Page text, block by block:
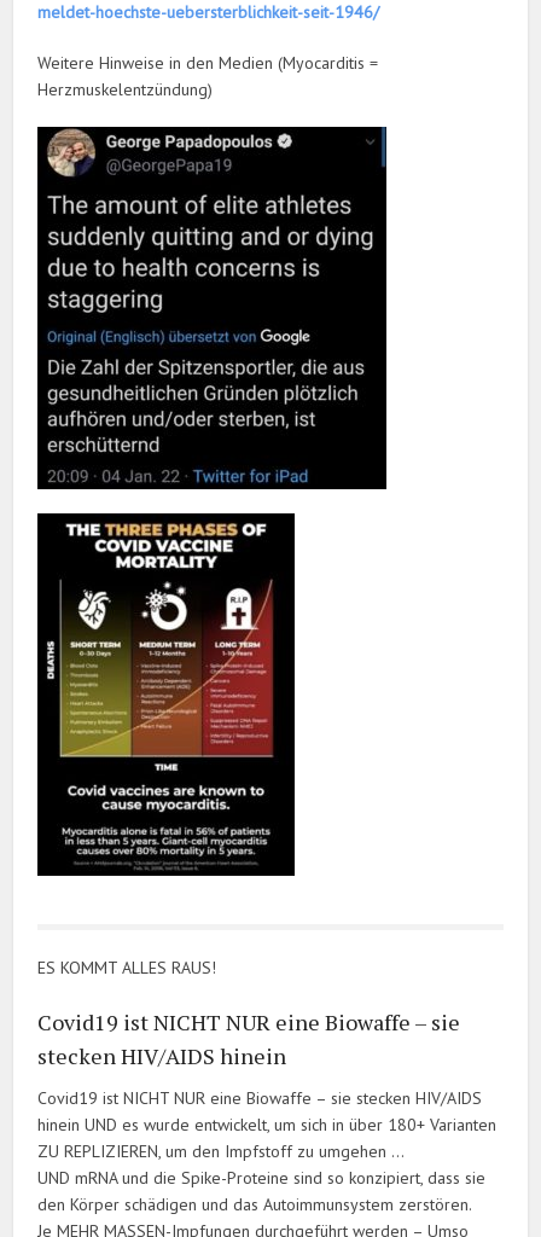
meldet-hoechste-uebersterblichkeit-seit-1946/
Weitere Hinweise in den Medien (Myocarditis =
Herzmuskelentzündung)
ES KOMMT ALLES RAUS!
Covid19 ist NICHT NUR eine Biowaffe – sie
stecken HIV/AIDS hinein
Covid19 ist NICHT NUR eine Biowaffe – sie stecken HIV/AIDS
hinein UND es wurde entwickelt, um sich in über 180+ Varianten
ZU REPLIZIEREN, um den Impfstoff zu umgehen …
UND mRNA und die Spike-Proteine sind so konzipiert, dass sie
den Körper schädigen und das Autoimmunsystem zerstören.
Je MEHR MASSEN-Impfungen durchgeführt werden – Umso